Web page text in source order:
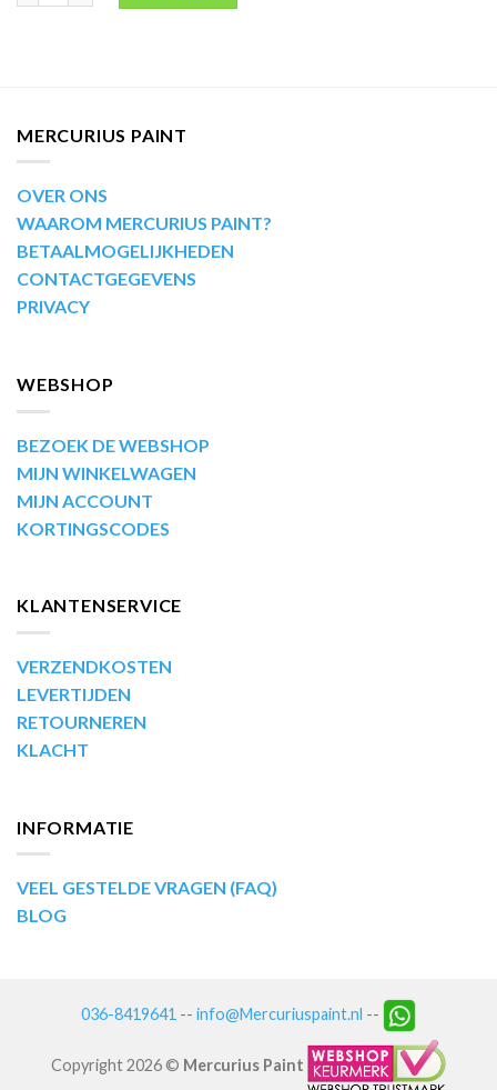
MERCURIUS PAINT
OVER ONS
WAAROM MERCURIUS PAINT?
BETAALMOGELIJKHEDEN
CONTACTGEGEVENS
PRIVACY
WEBSHOP
BEZOEK DE WEBSHOP
MIJN WINKELWAGEN
MIJN ACCOUNT
KORTINGSCODES
KLANTENSERVICE
VERZENDKOSTEN
LEVERTIJDEN
RETOURNEREN
KLACHT
INFORMATIE
VEEL GESTELDE VRAGEN (FAQ)
BLOG
036-8419641 -- info@Mercuriuspaint.nl --
Copyright 2026 © Mercurius Paint